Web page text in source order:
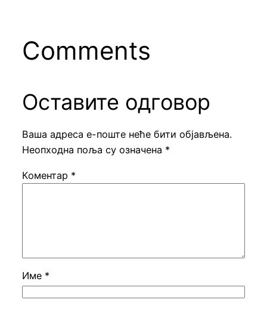
Comments
Оставите одговор
Ваша адреса е-поште неће бити објављена.
Неопходна поља су означена *
Коментар *
Име *